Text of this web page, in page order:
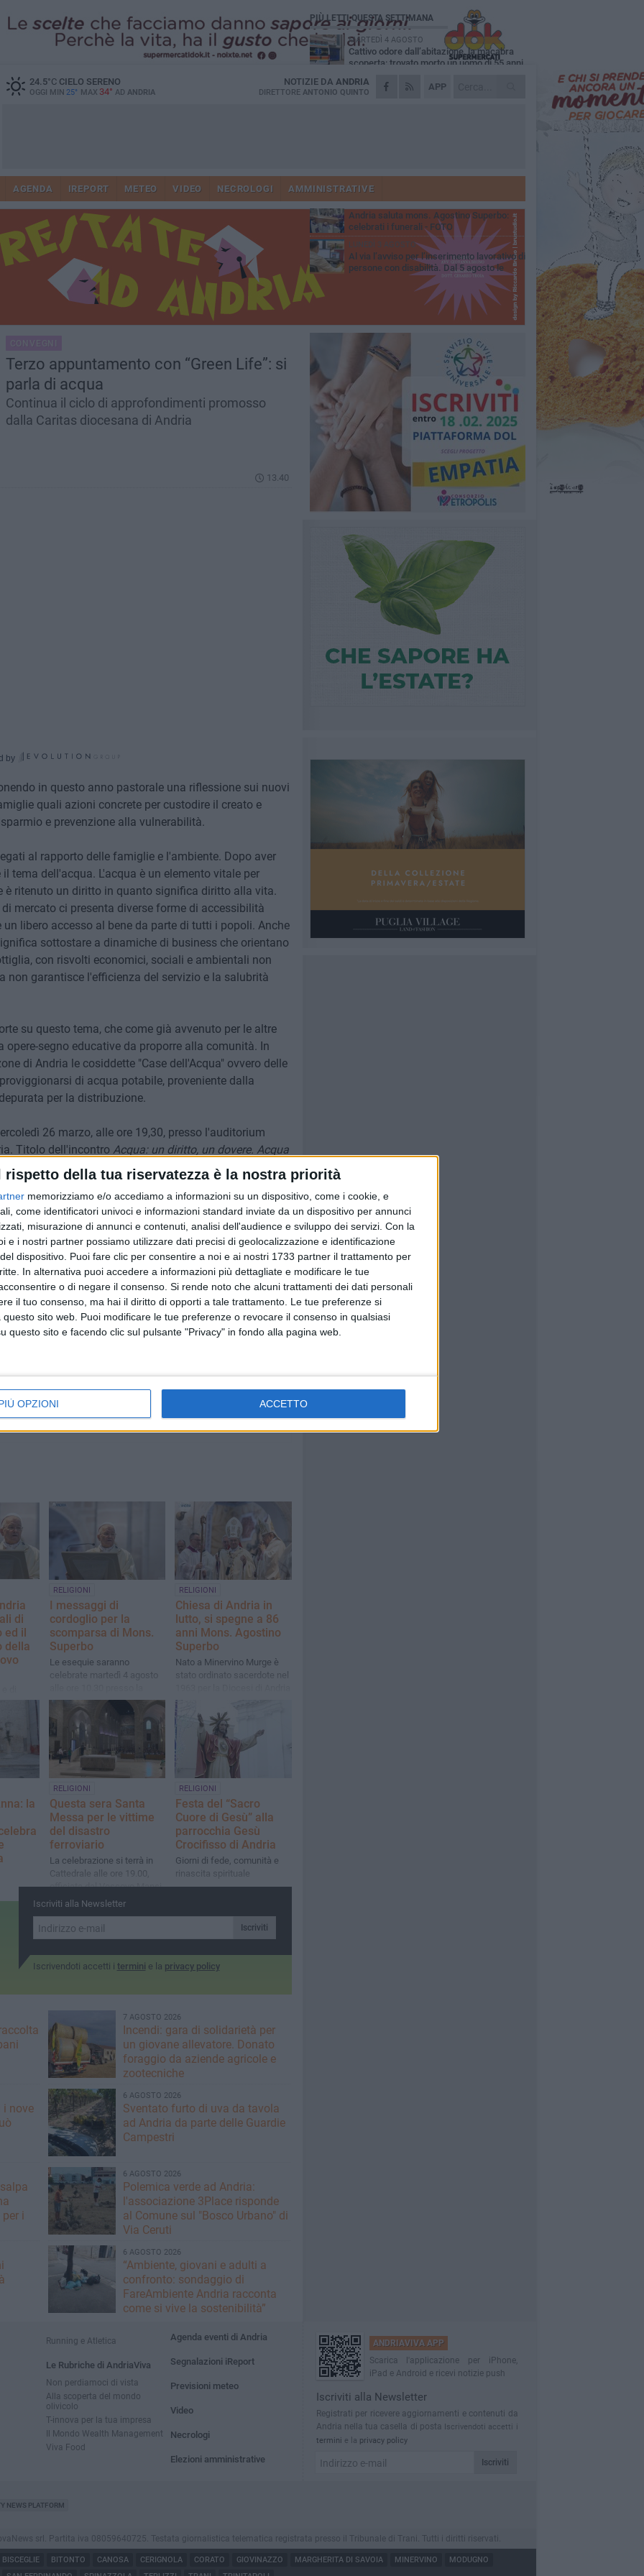
rispetto della tua riservatezza è la nostra priorità
memorizziamo e/o accediamo a informazioni su un dispositivo, come i cookie, e
come identificatori univoci e informazioni standard inviate da un dispositivo per annunci
misurazione di annunci e contenuti, analisi dell'audience e sviluppo dei servizi. Con la
e i nostri partner possiamo utilizzare dati precisi di geolocalizzazione e identificazione
dispositivo. Puoi fare clic per consentire a noi e ai nostri 1733 partner il trattamento per
In alternativa puoi accedere a informazioni più dettagliate e modificare le tue
o di negare il consenso. Si rende noto che alcuni trattamenti dei dati personali
il tuo consenso, ma hai il diritto di opporti a tale trattamento. Le tue preferenze si
sito web. Puoi modificare le tue preferenze o revocare il consenso in qualsiasi
questo sito e facendo clic sul pulsante "Privacy" in fondo alla pagina web.
OPZIONI ACCETTO
24.5°CCIELO SERENO
OGGI MIN 25° MAX 34° AD ANDRIA
APP
NOTIZIE DA ANDRIA
DIRETTORE ANTONIO QUINTO
AGENDA IREPORT METEO VIDEO NECROLOGI AMMINISTRATIVE
CONVEGNI
Terzo appuntamento con “Green Life”: si
parla di acqua
Continua il ciclo di approfondimenti promosso
dalla Caritas diocesana di Andria
13.40
by
in questo anno pastorale una riflessione sui nuovi
quali azioni concrete per custodire il creato e
e prevenzione alla vulnerabilità.
al rapporto delle famiglie e l'ambiente. Dopo aver
tema dell'acqua. L'acqua è un elemento vitale per
è ritenuto un diritto in quanto significa diritto alla vita.
mercato ci presenta diverse forme di accessibilità
libero accesso al bene da parte di tutti i popoli. Anche
sottostare a dinamiche di business che orientano
con risvolti economici, sociali e ambientali non
non garantisce l'efficienza del servizio e la salubrità
su questo tema, che come già avvenuto per le altre
segno educative da proporre alla comunità. In
di Andria le cosiddette "Case dell'Acqua" ovvero delle
di acqua potabile, proveniente dalla
per la distribuzione.
26 marzo, alle ore 19,30, presso l'auditorium
Titolo dell'incontro Acqua: un diritto, un dovere. Acqua
. Interverranno il direttore della Caritas
del progetto formativo "Green Life" ed esperto
il responsabile regionale del Forum Italiano dei
e il titolare dell'azienda Acqua Love che installerà le
GREEN LIFE
e
7 AGOSTO 2026
Comune: “Buono libri digitale”
ecco l'elenco delle 11 ditte
di
ed il
della
RELIGIONI
I messaggi di
cordoglio per la
scomparsa di Mons.
Superbo
Le esequie saranno
celebrate martedì 4 agosto
Chiesa Madre di Minervino
RELIGIONI
Chiesa di Andria in
lutto, si spegne a 86
anni Mons. Agostino
Superbo
Nato a Minervino Murge è
stato ordinato sacerdote nel
la
RELIGIONI
Questa sera Santa
Messa per le vittime
del disastro
ferroviario
La celebrazione si terrà in
Cattedrale alle ore 19.00,
officiata dal Vescovo Mansi
RELIGIONI
Festa del “Sacro
Cuore di Gesù” alla
parrocchia Gesù
Crocifisso di Andria
Giorni di fede, comunità e
rinascita spirituale
Iscriviti alla Newsletter
Iscriviti
Iscrivendoti accetti i termini e la privacy policy
7 AGOSTO 2026
Incendi: gara di solidarietà per
un giovane allevatore. Donato
foraggio da aziende agricole e
zootecniche
i nove
6 AGOSTO 2026
Sventato furto di uva da tavola
ad Andria da parte delle Guardie
Campestri
i
6 AGOSTO 2026
Polemica verde ad Andria:
l'associazione 3Place risponde
al Comune sul "Bosco Urbano" di
Via Ceruti
6 AGOSTO 2026
“Ambiente, giovani e adulti a
confronto: sondaggio di
FareAmbiente Andria racconta
come si vive la sostenibilità”
PIÙ LETTI QUESTA SETTIMANA
MARTEDÌ 4 AGOSTO
Cattivo odore dall’abitazione, la macabra
scoperta: trovato morto un uomo di 55 anni
SABATO 1 AGOSTO
"3 vite. 2 impegni. 1 strada": ad Andria
Scompare prematuramente l'avvocato
Beppe Tortora
MARTEDÌ 4 AGOSTO
Andria saluta mons. Agostino Superbo:
celebrati i funerali - FOTO
LUNEDÌ 3 AGOSTO
Al via l’avviso per l’inserimento lavorativo di
persone con disabilità. Dal 5 agosto le
domande
Running e Atletica
Le Rubriche di AndriaViva
Non perdiamoci di vista
Alla scoperta del mondo
olivicolo
T-innova per la tua impresa
Il Mondo Wealth Management
Viva Food
Agenda eventi di Andria
Segnalazioni iReport
Previsioni meteo
Video
Necrologi
Elezioni amministrative
ANDRIAVIVA APP
Scarica l'applicazione per iPhone,
iPad e Android e ricevi notizie push
Iscriviti alla Newsletter
Registrati per ricevere aggiornamenti e contenuti da
Andria nella tua casella di posta
Iscrivendoti accetti i
termini e la privacy policy
Iscriviti
NEWS PLATFORM
srl. Partita iva 08059640725. Testata giornalistica telematica registrata presso il Tribunale di Trani. Tutti i diritti riservati.
BISCEGLIE BITONTO CANOSA CERIGNOLA CORATO GIOVINAZZO MARGHERITA DI SAVOIA MINERVINO
MODUGNO